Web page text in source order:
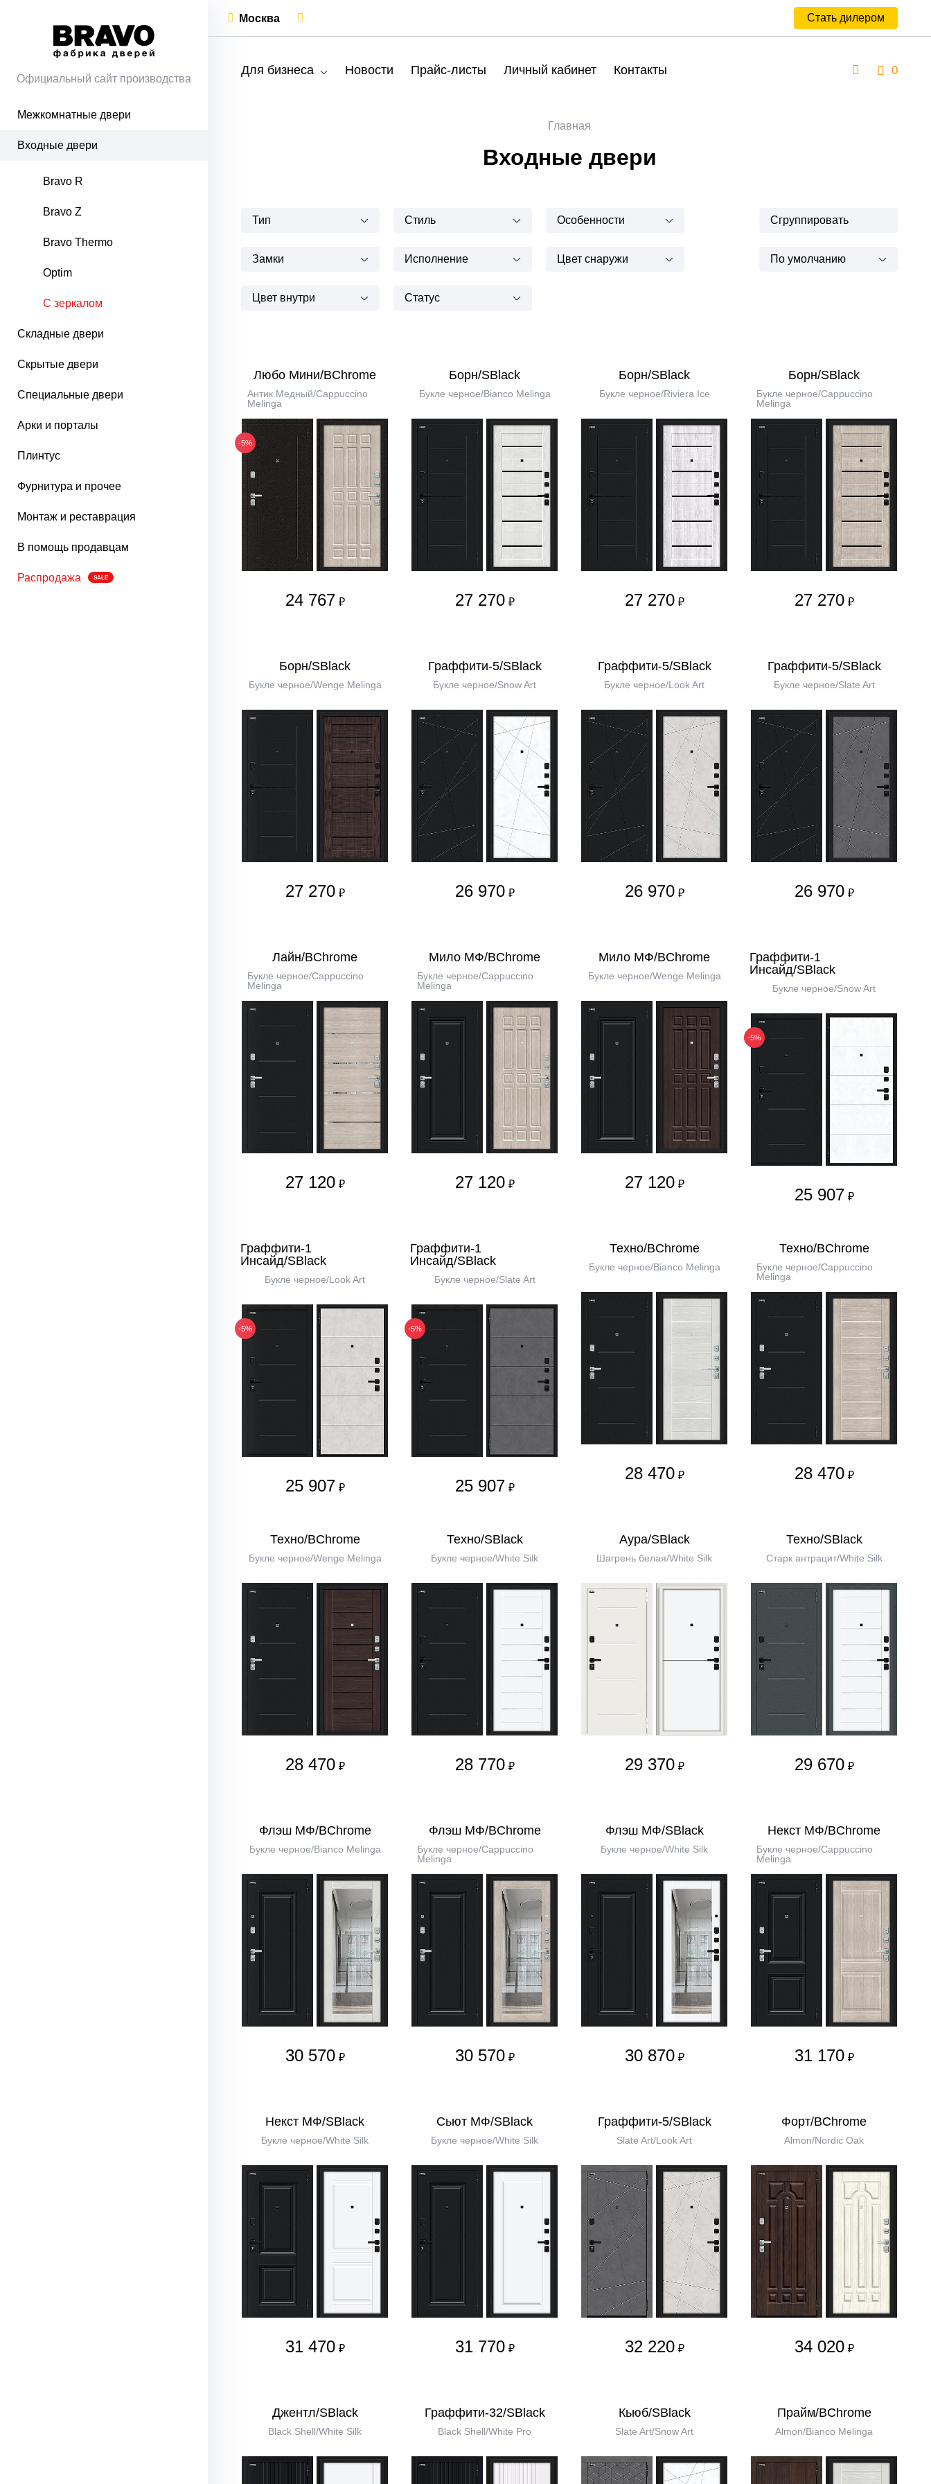
Официальный сайт производства
Межкомнатные двери
Входные двери
Bravo R
Bravo Z
Bravo Thermo
Optim
С зеркалом
Складные двери
Скрытые двери
Специальные двери
Арки и порталы
Плинтус
Фурнитура и прочее
Монтаж и реставрация
В помощь продавцам
Распродажа SALE
Москва Стать дилером
Для бизнеса Новости Прайс-листы Личный кабинет Контакты 0
Главная
Входные двери
Тип Стиль Особенности
Замки Исполнение Цвет снаружи
Цвет внутри Статус
Сгруппировать
По умолчанию
Любо Мини/BChrome
Антик Медный/Cappuccino
Melinga
-5%
24 767 ₽
Борн/SBlack
Букле черное/Bianco Melinga
27 270 ₽
Борн/SBlack
Букле черное/Riviera Ice
27 270 ₽
Борн/SBlack
Букле черное/Cappuccino
Melinga
27 270 ₽
Борн/SBlack
Букле черное/Wenge Melinga
27 270 ₽
Граффити-5/SBlack
Букле черное/Snow Art
26 970 ₽
Граффити-5/SBlack
Букле черное/Look Art
26 970 ₽
Граффити-5/SBlack
Букле черное/Slate Art
26 970 ₽
Лайн/BChrome
Букле черное/Cappuccino
Melinga
27 120 ₽
Мило МФ/BChrome
Букле черное/Cappuccino
Melinga
27 120 ₽
Мило МФ/BChrome
Букле черное/Wenge Melinga
27 120 ₽
Граффити-1
Инсайд/SBlack
Букле черное/Snow Art
-5%
25 907 ₽
Граффити-1
Инсайд/SBlack
Букле черное/Look Art
-5%
25 907 ₽
Граффити-1
Инсайд/SBlack
Букле черное/Slate Art
-5%
25 907 ₽
Техно/BChrome
Букле черное/Bianco Melinga
28 470 ₽
Техно/BChrome
Букле черное/Cappuccino
Melinga
28 470 ₽
Техно/BChrome
Букле черное/Wenge Melinga
28 470 ₽
Техно/SBlack
Букле черное/White Silk
28 770 ₽
Аура/SBlack
Шагрень белая/White Silk
29 370 ₽
Техно/SBlack
Старк антрацит/White Silk
29 670 ₽
Флэш МФ/BChrome
Букле черное/Bianco Melinga
30 570 ₽
Флэш МФ/BChrome
Букле черное/Cappuccino
Melinga
30 570 ₽
Флэш МФ/SBlack
Букле черное/White Silk
30 870 ₽
Некст МФ/BChrome
Букле черное/Cappuccino
Melinga
31 170 ₽
Некст МФ/SBlack
Букле черное/White Silk
31 470 ₽
Сьют МФ/SBlack
Букле черное/White Silk
31 770 ₽
Граффити-5/SBlack
Slate Art/Look Art
32 220 ₽
Форт/BChrome
Almon/Nordic Oak
34 020 ₽
Джентл/SBlack
Black Shell/White Silk
Граффити-32/SBlack
Black Shell/White Pro
Кьюб/SBlack
Slate Art/Snow Art
Прайм/BChrome
Almon/Bianco Melinga